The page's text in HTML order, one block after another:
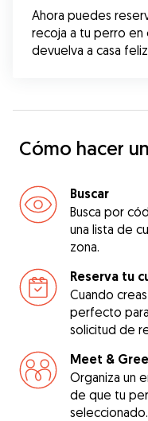
Ahora puedes
recoja a tu perro en
devuelva a casa
Cómo hacer
Buscar
Busca por
una lista de
zona.
Reserva tu
Cuando
perfecto
solicitud de
Meet &
Organiza un
de que tu
seleccionado.